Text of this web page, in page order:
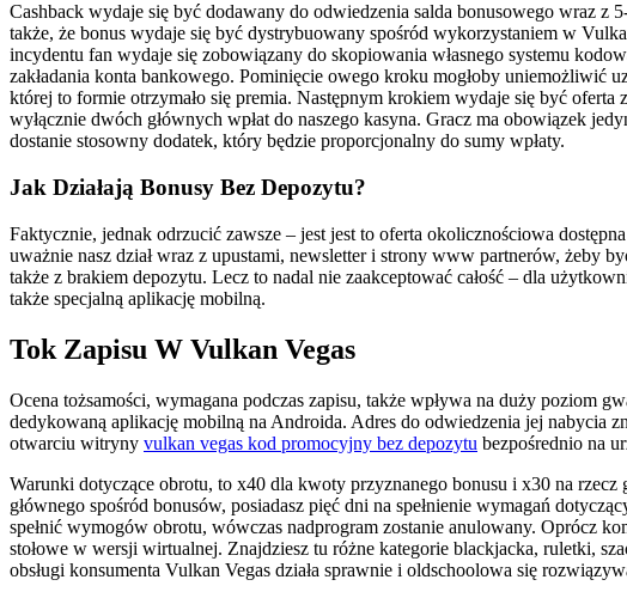
Cashback wydaje się być dodawany do odwiedzenia salda bonusowego wraz z
także, że bonus wydaje się być dystrybuowany spośród wykorzystaniem w
incydentu fan wydaje się zobowiązany do skopiowania własnego systemu
zakładania konta bankowego. Pominięcie owego kroku mogłoby uniemożliwić
której to formie otrzymało się premia. Następnym krokiem wydaje się być
wyłącznie dwóch głównych wpłat do naszego kasyna. Gracz ma obowiązek
dostanie stosowny dodatek, który będzie proporcjonalny do sumy wpłaty.
Jak Działają Bonusy Bez Depozytu?
Faktycznie, jednak odrzucić zawsze – jest jest to oferta okolicznościowa
uważnie nasz dział wraz z upustami, newsletter i strony www partnerów, żeby
także z brakiem depozytu. Lecz to nadal nie zaakceptować całość – dla
także specjalną aplikację mobilną.
Tok Zapisu W Vulkan Vegas
Ocena tożsamości, wymagana podczas zapisu, także wpływa na duży poziom
dedykowaną aplikację mobilną na Androida. Adres do odwiedzenia jej nabycia
otwarciu witryny vulkan vegas kod promocyjny bez depozytu bezpośrednio na
Warunki dotyczące obrotu, to x40 dla kwoty przyznanego bonusu i x30 na
głównego spośród bonusów, posiadasz pięć dni na spełnienie wymagań
spełnić wymogów obrotu, wówczas nadprogram zostanie anulowany. Oprócz
stołowe w wersji wirtualnej. Znajdziesz tu różne kategorie blackjacka, ruletki,
obsługi konsumenta Vulkan Vegas działa sprawnie i oldschoolowa się